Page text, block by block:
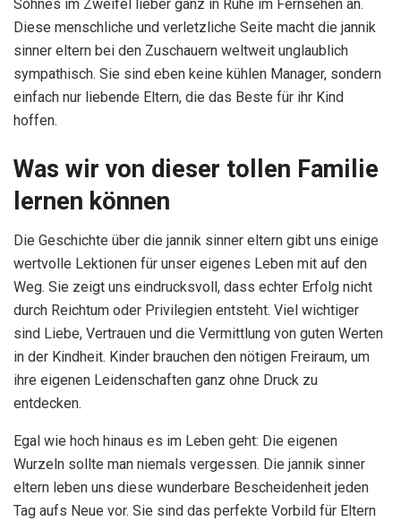
Sohnes im Zweifel lieber ganz in Ruhe im Fernsehen an.
Diese menschliche und verletzliche Seite macht die jannik
sinner eltern bei den Zuschauern weltweit unglaublich
sympathisch. Sie sind eben keine kühlen Manager, sondern
einfach nur liebende Eltern, die das Beste für ihr Kind
hoffen.
Was wir von dieser tollen Familie
lernen können
Die Geschichte über die jannik sinner eltern gibt uns einige
wertvolle Lektionen für unser eigenes Leben mit auf den
Weg. Sie zeigt uns eindrucksvoll, dass echter Erfolg nicht
durch Reichtum oder Privilegien entsteht. Viel wichtiger
sind Liebe, Vertrauen und die Vermittlung von guten Werten
in der Kindheit. Kinder brauchen den nötigen Freiraum, um
ihre eigenen Leidenschaften ganz ohne Druck zu
entdecken.
Egal wie hoch hinaus es im Leben geht: Die eigenen
Wurzeln sollte man niemals vergessen. Die jannik sinner
eltern leben uns diese wunderbare Bescheidenheit jeden
Tag aufs Neue vor. Sie sind das perfekte Vorbild für Eltern